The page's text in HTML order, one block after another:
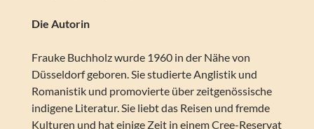
Die Autorin
Frauke Buchholz wurde 1960 in der Nähe von
Düsseldorf geboren. Sie studierte Anglistik und
Romanistik und promovierte über ­zeitgenössische
indigene Literatur. Sie liebt das Reisen und fremde
Kulturen und hat einige Zeit in einem Cree-Reservat